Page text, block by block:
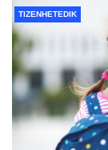
TIZENHETEDIK